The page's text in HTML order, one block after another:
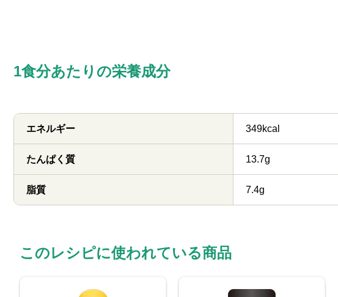
1食分あたりの栄養成分
エネルギー 349kcal
たんぱく質 13.7g
脂質 7.4g
このレシピに使われている商品